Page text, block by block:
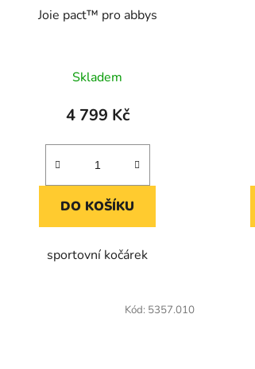
Joie pact™ pro abbys
Skladem
4 799 Kč
DO KOŠÍKU
sportovní kočárek
Kód: 5357.010